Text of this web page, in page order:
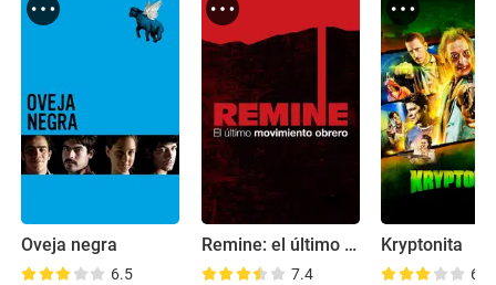
Oveja negra
6.5
Remine: el último movimiento obrero
7.4
Kryptonita
6.3